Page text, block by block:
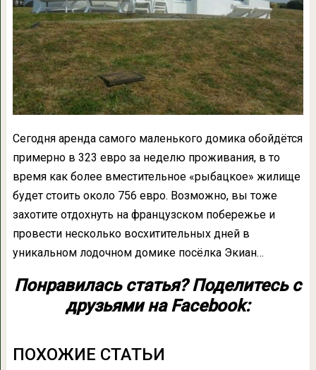
Сегодня аренда самого маленького домика обойдётся
примерно в 323 евро за неделю проживания, в то
время как более вместительное «рыбацкое» жилище
будет стоить около 756 евро. Возможно, вы тоже
захотите отдохнуть на французском побережье и
провести несколько восхитительных дней в
уникальном лодочном домике посёлка Экиан…
Понравилась статья? Поделитесь с
друзьями на Facebook:
ПОХОЖИЕ СТАТЬИ